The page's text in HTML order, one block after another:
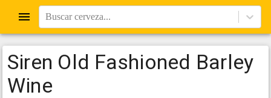
Buscar cerveza...
Siren Old Fashioned Barley
Wine